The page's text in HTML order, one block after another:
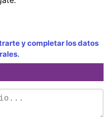
y completar los datos